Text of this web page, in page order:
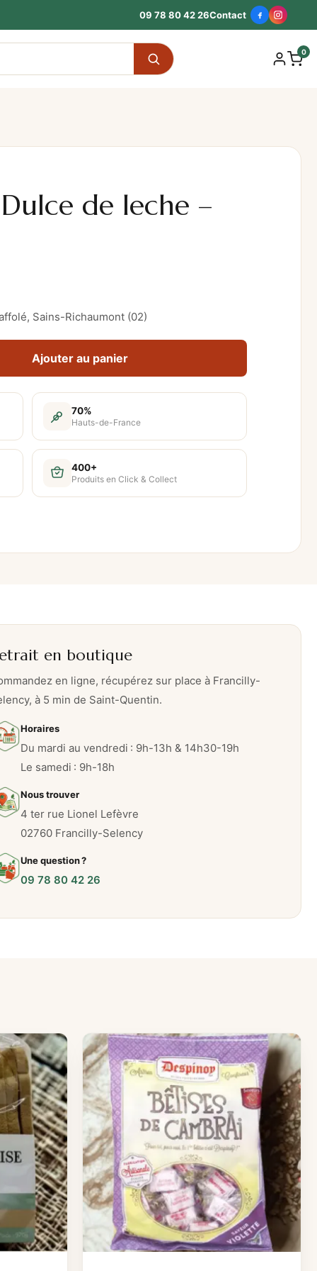
09 78 80 42 26Contact
0
de leche –
Sains-Richaumont (02)
Ajouter au panier
70%
Hauts-de-France
400+
Produits en Click & Collect
en boutique
en ligne, récupérez sur place à Francilly-
à 5 min de Saint-Quentin.
Horaires
Du mardi au vendredi : 9h-13h & 14h30-19h
Le samedi : 9h-18h
Nous trouver
4 ter rue Lionel Lefèvre
02760 Francilly-Selency
Une question ?
09 78 80 42 26